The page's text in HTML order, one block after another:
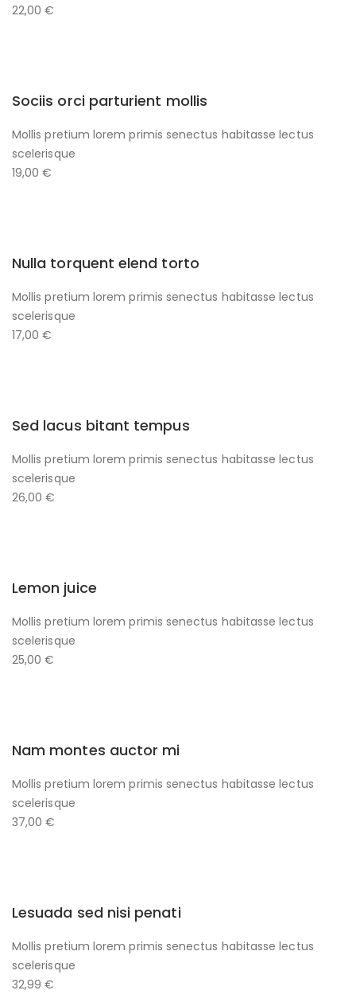
22,00 €
Sociis orci parturient mollis
Mollis pretium lorem primis senectus habitasse lectus
scelerisque
19,00 €
Nulla torquent elend torto
Mollis pretium lorem primis senectus habitasse lectus
scelerisque
17,00 €
Sed lacus bitant tempus
Mollis pretium lorem primis senectus habitasse lectus
scelerisque
26,00 €
Lemon juice
Mollis pretium lorem primis senectus habitasse lectus
scelerisque
25,00 €
Nam montes auctor mi
Mollis pretium lorem primis senectus habitasse lectus
scelerisque
37,00 €
Lesuada sed nisi penati
Mollis pretium lorem primis senectus habitasse lectus
scelerisque
32,99 €